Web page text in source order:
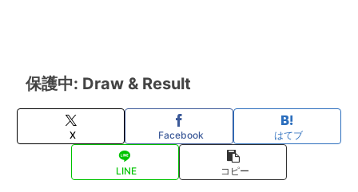
保護中: Draw & Result
X Facebook はてブ
LINE コピー